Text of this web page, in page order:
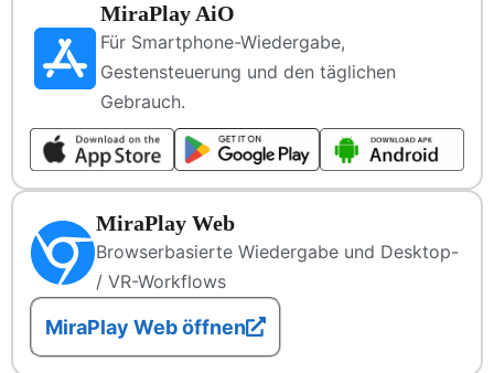
MiraPlay AiO
Für Smartphone-Wiedergabe,
Gestensteuerung und den täglichen
Gebrauch.
MiraPlay Web
Browserbasierte Wiedergabe und Desktop-
/ VR-Workflows
MiraPlay Web öffnen